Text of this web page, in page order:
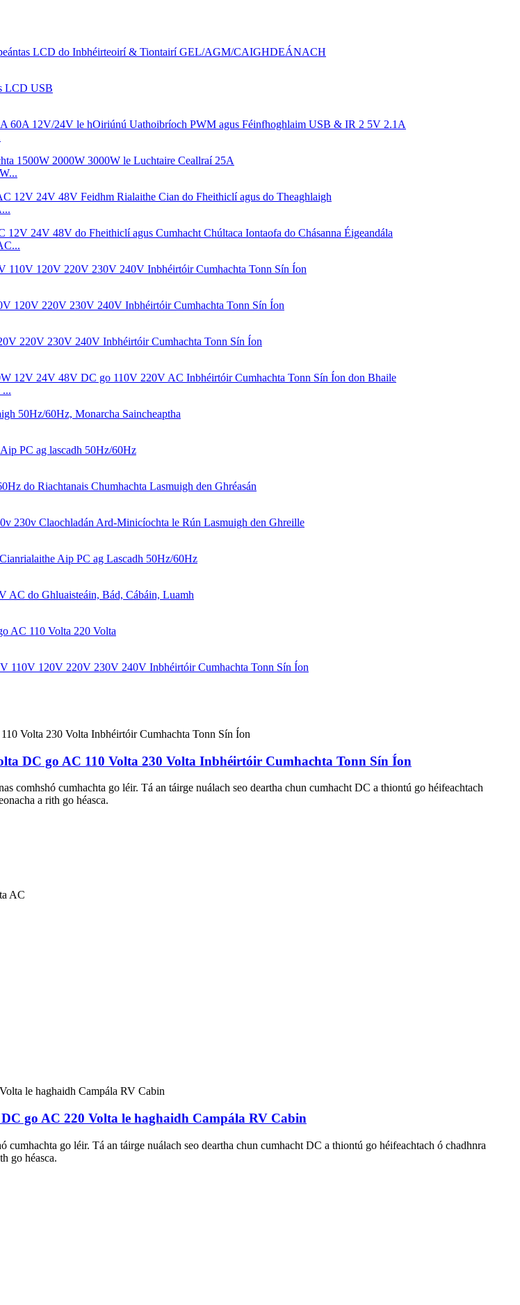
...
DC go AC 110 Volta 230 Volta Inbhéirtóir Cumhachta Tonn Sín Íon
comhshó cumhachta go léir. Tá an táirge nuálach seo deartha chun cumhacht DC a thiontú go héifeachtach
a rith go héasca.
AC
go AC 220 Volta le haghaidh Campála RV Cabin
go léir. Tá an táirge nuálach seo deartha chun cumhacht DC a thiontú go héifeachtach ó chadhnra
go héasca.